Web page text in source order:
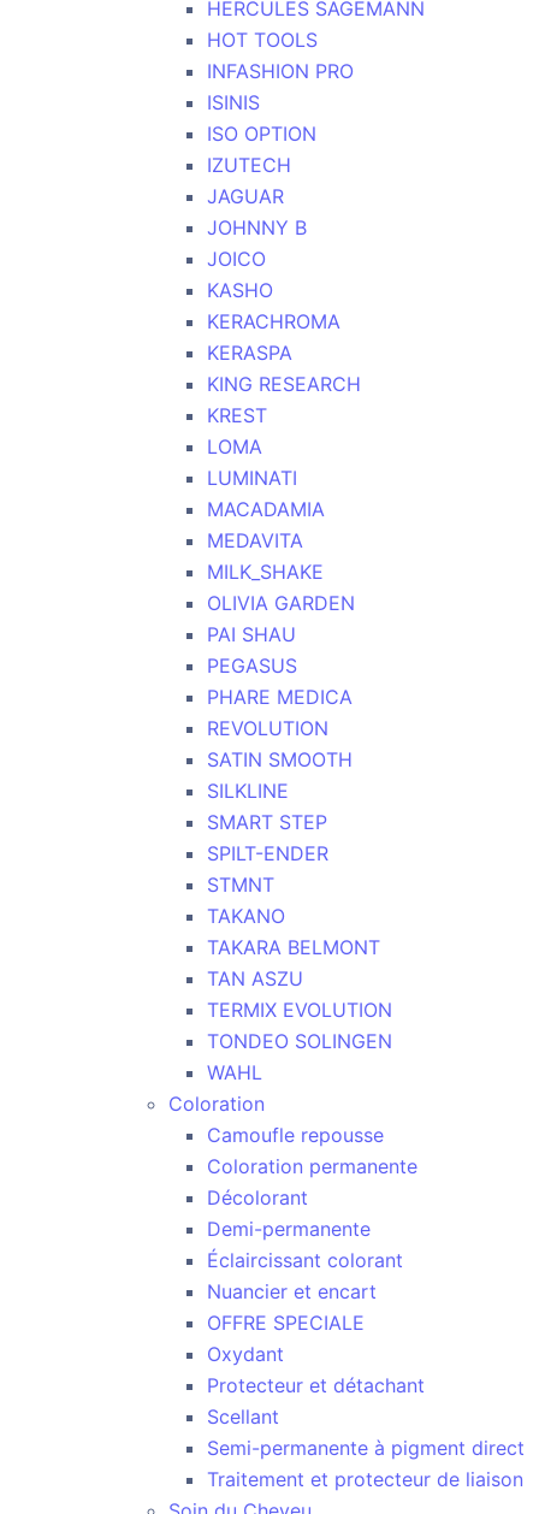
HERCULES SAGEMANN
HOT TOOLS
INFASHION PRO
ISINIS
ISO OPTION
IZUTECH
JAGUAR
JOHNNY B
JOICO
KASHO
KERACHROMA
KERASPA
KING RESEARCH
KREST
LOMA
LUMINATI
MACADAMIA
MEDAVITA
MILK_SHAKE
OLIVIA GARDEN
PAI SHAU
PEGASUS
PHARE MEDICA
REVOLUTION
SATIN SMOOTH
SILKLINE
SMART STEP
SPILT-ENDER
STMNT
TAKANO
TAKARA BELMONT
TAN ASZU
TERMIX EVOLUTION
TONDEO SOLINGEN
WAHL
Coloration
Camoufle repousse
Coloration permanente
Décolorant
Demi-permanente
Éclaircissant colorant
Nuancier et encart
OFFRE SPECIALE
Oxydant
Protecteur et détachant
Scellant
Semi-permanente à pigment direct
Traitement et protecteur de liaison